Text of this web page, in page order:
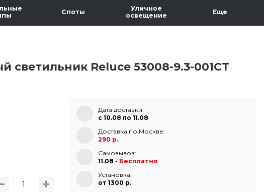
Споты
Уличное
освещение
Еще
Reluce 53008-9.3-001CT
Дата доставки:
с 10.08 по 11.08
Доставка по Москве:
290 р.
Самовывоз:
11.08 - Бесплатно
Установка:
от 1300 p.